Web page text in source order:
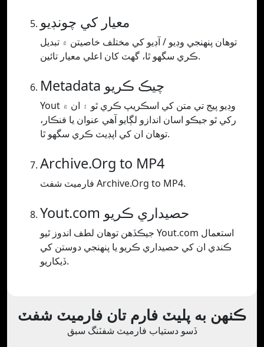
معيار کي چونڊيو
توھان پنھنجي وڊيو / آڊيو کي مختلف خاصيتن ۾ تبديل
ڪري سگھو ٿا، گھٽ کان اعلي معيار تائين.
Metadata چيڪ ڪريو
Yout وڊيو پيج تي متن کي اسڪريپ ڪري ٿو ۽ ان ۾
رکي ٿو جيڪو اسان اندازو لڳايو آهي عنوان يا فنڪار،
توهان ان کي اپڊيٽ ڪري سگهو ٿا.
Archive.Org to MP4
فارميٽ شفٽ Archive.Org to MP4.
Yout.com حصيداري ڪريو
جيڪڏھن توھان لطف اندوز ٿيو Yout.com استعمال
ڪندي ان کي حصيداري ڪريو يا پنھنجي دوستن کي
ڏيکاريو.
ڪنهن به پليٽ فارم تان فارميٽ شفٽ
ڏسو دستياب فارميٽ شفٽنگ سبق